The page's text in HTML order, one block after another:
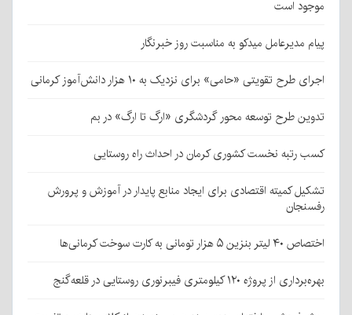
موجود است
پیام مدیرعامل میدکو به مناسبت روز خبرنگار
اجرای طرح تقویتی «حامی» برای نزدیک به ۱۰ هزار دانش‌آموز کرمانی
تدوین طرح توسعه محور گردشگری «ارگ تا ارگ» در بم
کسب رتبه نخست کشوری کرمان در احداث راه روستایی
تشکیل کمیته اقتصادی برای ایجاد منابع پایدار در آموزش و پرورش
رفسنجان
اختصاص ۴۰ لیتر بنزین ۵ هزار تومانی به کارت سوخت کرمانی‌ها
بهره‌برداری از پروژه ۱۲۰ کیلومتری فیبرنوری روستایی در قلعه‌گنج